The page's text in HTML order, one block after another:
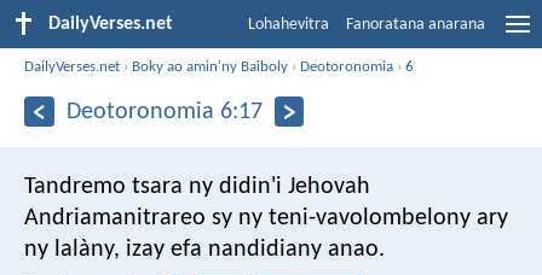
DailyVerses.net Lohahevitra Fanoratana anarana
DailyVerses.net › Boky ao amin'ny Baiboly ›Deotoronomia ›6
Deotoronomia 6:17
Tandremo tsara ny didin'i Jehovah
Andriamanitrareo sy ny teni-vavolombelony ary
ny lalàny, izay efa nandidiany anao.